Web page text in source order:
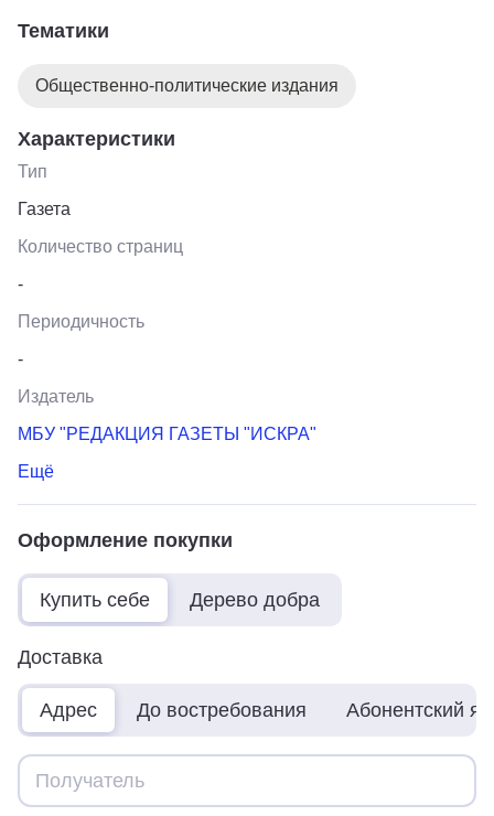
Тематики
Общественно-политические издания
Характеристики
Тип
Газета
Количество страниц
-
Периодичность
-
Издатель
МБУ "РЕДАКЦИЯ ГАЗЕТЫ "ИСКРА"
Ещё
Оформление покупки
Купить себе Дерево добра
Доставка
Адрес До востребования Абонентский